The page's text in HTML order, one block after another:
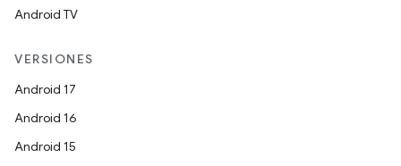
Android TV
VERSIONES
Android 17
Android 16
Android 15